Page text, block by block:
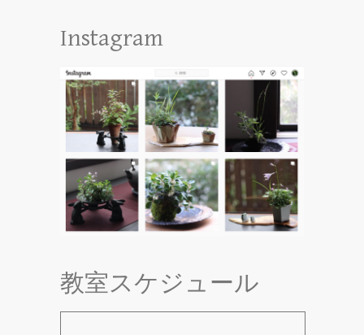
Instagram
教室スケジュール